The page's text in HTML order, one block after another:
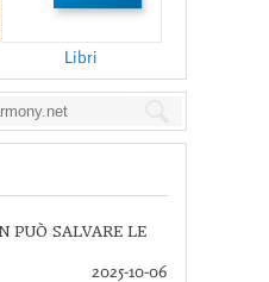
Libri
PUÒ SALVARE LE
2025-10-06